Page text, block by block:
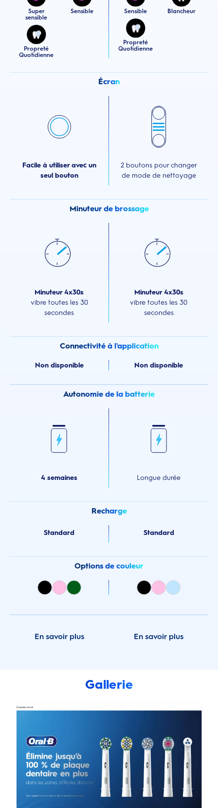
Super
sensible
Sensible
Propreté
Quotidienne
Sensible Blancheur
Propreté
Quotidienne
Écran
Facile à utiliser avec un
seul bouton
2 boutons pour changer
de mode de nettoyage
Minuteur de brossage
Minuteur 4x30s
vibre toutes les 30
secondes
Minuteur 4x30s
vibre toutes les 30
secondes
Connectivité à l'application
Non disponible Non disponible
Autonomie de la batterie
4 semaines Longue durée
Recharge
Standard Standard
Options de couleur
En savoir plus En savoir plus
Gallerie